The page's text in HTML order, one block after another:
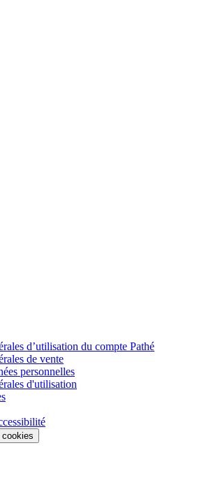
d’utilisation du compte Pathé
de vente
personnelles
d'utilisation
cookies